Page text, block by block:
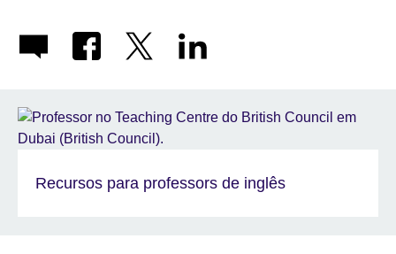
Recursos para professors de inglês